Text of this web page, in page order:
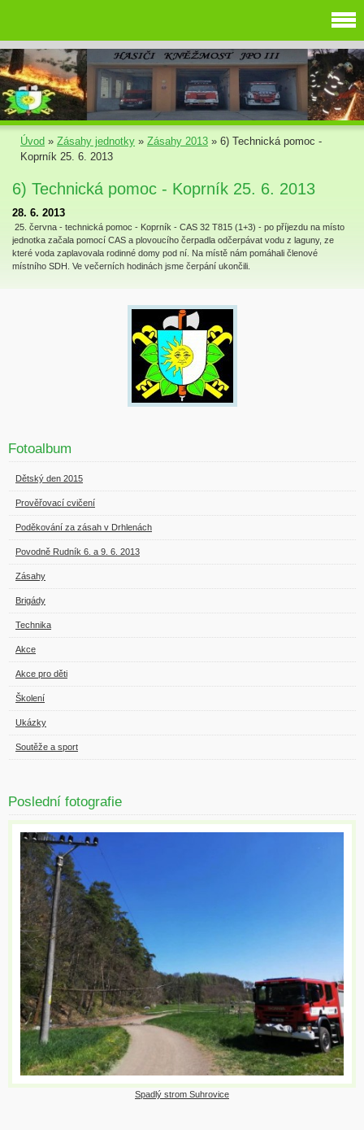
Úvod » Zásahy jednotky » Zásahy 2013 » 6) Technická pomoc -
Koprník 25. 6. 2013
6) Technická pomoc - Koprník 25. 6. 2013
28. 6. 2013
25. června - technická pomoc - Koprník - CAS 32 T815 (1+3) - po příjezdu na místo
jednotka začala pomocí CAS a plovoucího čerpadla odčerpávat vodu z laguny, ze
které voda zaplavovala rodinné domy pod ní. Na místě nám pomáhali členové
místního SDH. Ve večerních hodinách jsme čerpání ukončili.
Fotoalbum
Dětský den 2015
Prověřovací cvičení
Poděkování za zásah v Drhlenách
Povodně Rudník 6. a 9. 6. 2013
Zásahy
Brigády
Technika
Akce
Akce pro děti
Školení
Ukázky
Soutěže a sport
Poslední fotografie
Spadlý strom Suhrovice